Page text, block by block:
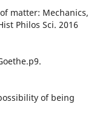
matter: Mechanics,
Philos Sci. 2016
of being